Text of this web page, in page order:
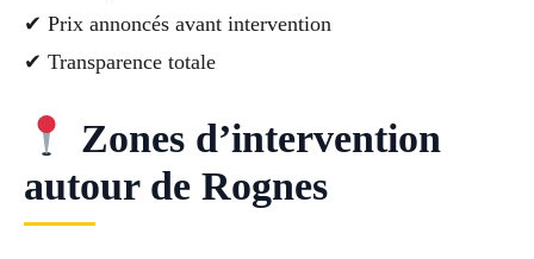
✔ Prix annoncés avant intervention
✔ Transparence totale
Zones d’intervention
autour de Rognes